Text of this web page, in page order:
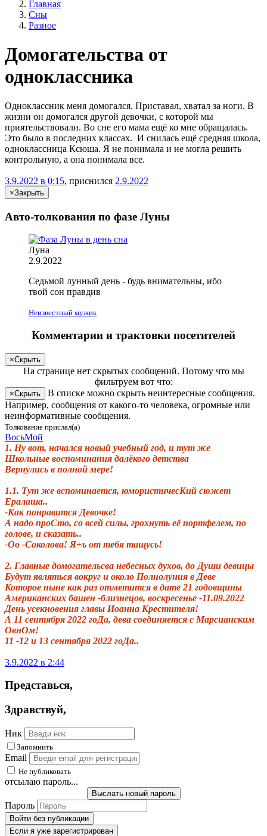
Главная
Сны
Разное
Домогательства от
одноклассника
Одноклассник меня домогался. Приставал, хватал за ноги. В
жизни он домогался другой девочки, с которой мы
приятельствовали. Во сне его мама ещё ко мне обращалась.
Это было в последних классах. И снилась ещё средняя школа,
одноклассница Ксюша. Я не понимала и не могла решить
контрольную, а она понимала все.
3.9.2022 в 0:15, приснился 2.9.2022
×Закрыть
Авто-толкования по фазе Луны
Луна
2.9.2022
Седьмой лунный день - будь внимательны, ибо
твой сон правдив
Неизвестный мужик
Комментарии и трактовки посетителей
×Скрыть
На странице нет скрытых сообщений. Потому что мы
фильтруем вот что:
×Скрыть
В списке можно скрыть неинтересные сообщения.
Например, сообщения от какого-то человека, огромные или
неинформативные сообщения.
Толкование прислал(а)
ВосьМой
1. Ну вот, начался новый учебный год, и тут же
Школьные воспоминания далёкого детства
Вернулись в полной мере!
1.1. Тут же вспоминается, юмористичесКий сюжет
Ералаша..
-Как понравится Девочке!
А надо проСто, со всей силы, грохнуть её портфелем, по
голове, и сказать..
-Оо -Соколова! Я+ъ от тебя тащусь!
2. Главные домогательсва небесных духов, до Души девицы
Будут являться вокруг и около Полнолуния в Деве
Которое ныне как раз отметится в дате 21 годовщины
Американских башен -близнецов, воскресенье -11.09.2022
День усекновения главы Иоанна Крестителя!
А 11 сентября 2022 гоДа, дева соединяется с Марсианским
ОвнОм!
11 -12 и 13 сентября 2022 гоДа..
3.9.2022 в 2:44
Представься,
Здравствуй,
Ник
Запомнить
Email
Не публиковать
отсылаю пароль...
Выслать новый пароль
Пароль
Войти без публикации
Если я уже зарегистрирован